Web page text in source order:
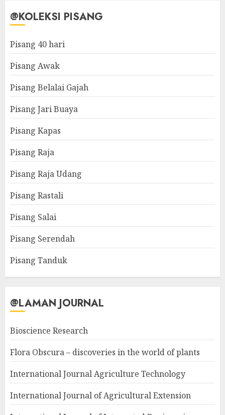
@KOLEKSI PISANG
Pisang 40 hari
Pisang Awak
Pisang Belalai Gajah
Pisang Jari Buaya
Pisang Kapas
Pisang Raja
Pisang Raja Udang
Pisang Rastali
Pisang Salai
Pisang Serendah
Pisang Tanduk
@LAMAN JOURNAL
Bioscience Research
Flora Obscura – discoveries in the world of plants
International Journal Agriculture Technology
International Journal of Agricultural Extension